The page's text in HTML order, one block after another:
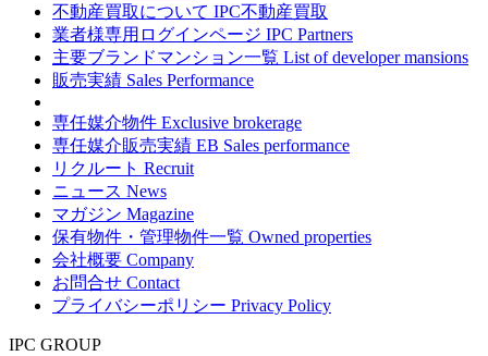
不動産買取について IPC不動産買取
業者様専用ログインページ IPC Partners
主要ブランドマンション一覧 List of developer mansions
販売実績 Sales Performance
専任媒介物件 Exclusive brokerage
専任媒介販売実績 EB Sales performance
リクルート Recruit
ニュース News
マガジン Magazine
保有物件・管理物件一覧 Owned properties
会社概要 Company
お問合せ Contact
プライバシーポリシー Privacy Policy
IPC GROUP